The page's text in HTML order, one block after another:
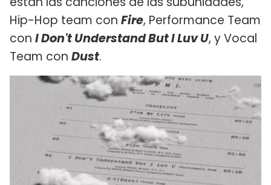
Hip-Hop team con Fire, Performance Team
con I Don't Understand But I Luv U, y Vocal
Team con Dust.